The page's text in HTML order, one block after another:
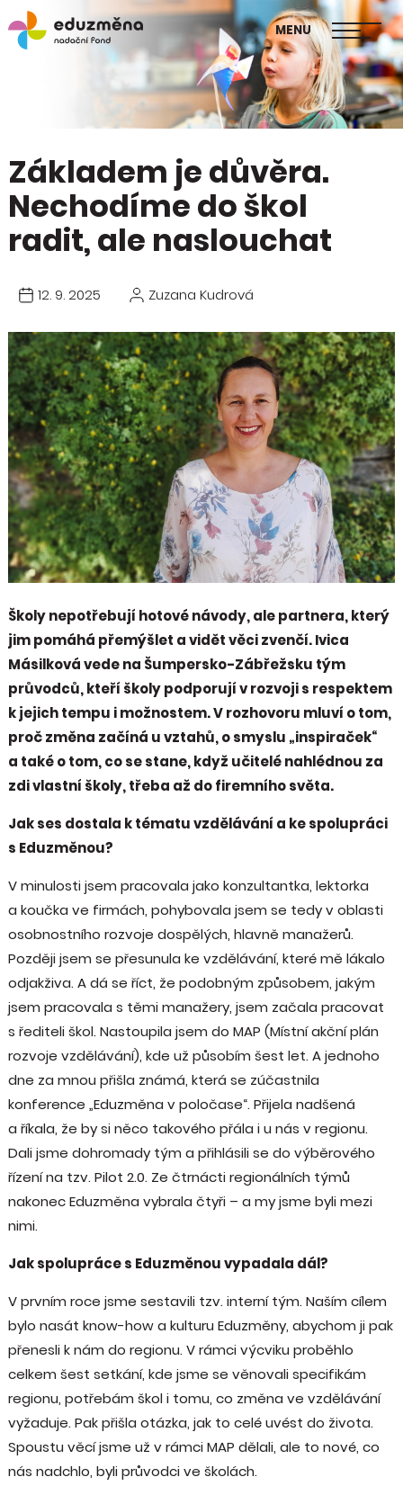
MENU
škol
Publikace Mapa změny
Základem je důvěra.
Nechodíme do škol
radit, ale naslouchat
12. 9. 2025 Zuzana Kudrová
Školy nepotřebují hotové návody, ale partnera, který
jim pomáhá přemýšlet a vidět věci zvenčí. Ivica
Másilková vede na Šumpersko-Zábřežsku tým
průvodců, kteří školy podporují v rozvoji s respektem
k jejich tempu i možnostem. V rozhovoru mluví o tom,
proč změna začíná u vztahů, o smyslu „inspiraček“
a také o tom, co se stane, když učitelé nahlédnou za
zdi vlastní školy, třeba až do firemního světa.
Jak ses dostala k tématu vzdělávání a ke spolupráci
s Eduzměnou?
V minulosti jsem pracovala jako konzultantka, lektorka
a koučka ve firmách, pohybovala jsem se tedy v oblasti
osobnostního rozvoje dospělých, hlavně manažerů.
Později jsem se přesunula ke vzdělávání, které mě lákalo
odjakživa. A dá se říct, že podobným způsobem, jakým
jsem pracovala s těmi manažery, jsem začala pracovat
s řediteli škol. Nastoupila jsem do MAP (Místní akční plán
rozvoje vzdělávání), kde už působím šest let. A jednoho
dne za mnou přišla známá, která se zúčastnila
konference „Eduzměna v poločase“. Přijela nadšená
a říkala, že by si něco takového přála i u nás v regionu.
Dali jsme dohromady tým a přihlásili se do výběrového
řízení na tzv. Pilot 2.0. Ze čtrnácti regionálních týmů
nakonec Eduzměna vybrala čtyři – a my jsme byli mezi
nimi.
Jak spolupráce s Eduzměnou vypadala dál?
V prvním roce jsme sestavili tzv. interní tým. Naším cílem
bylo nasát know-how a kulturu Eduzměny, abychom ji pak
přenesli k nám do regionu. V rámci výcviku proběhlo
celkem šest setkání, kde jsme se věnovali specifikám
regionu, potřebám škol i tomu, co změna ve vzdělávání
vyžaduje. Pak přišla otázka, jak to celé uvést do života.
Spoustu věcí jsme už v rámci MAP dělali, ale to nové, co
nás nadchlo, byli průvodci ve školách.